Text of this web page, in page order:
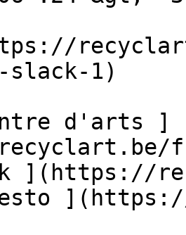
slack-1)
](https://